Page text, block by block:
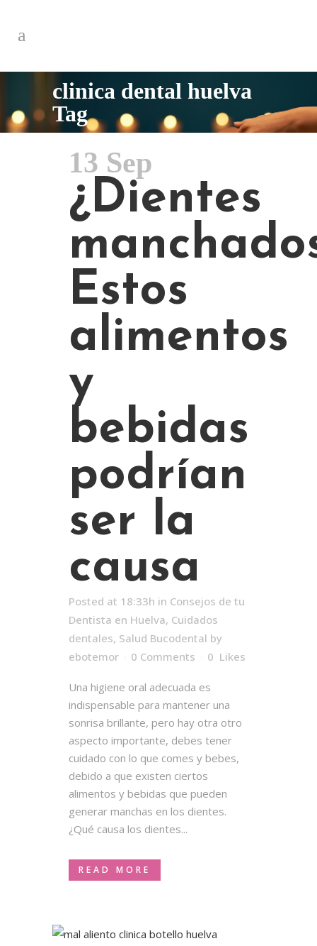
clinica dental huelva
Tag
13 Sep
¿Dientes
Estos
alimentos
y
bebidas
podrían
ser la
causa
Posted at 18:33h in Consejos de tu
Dentista en Huelva, Cuidados
dentales, Salud Bucodental by
ebotemor
0 Comments 0 Likes
Una higiene oral adecuada es
indispensable para mantener una
sonrisa brillante, pero hay otra otro
aspecto importante, debes tener
cuidado con lo que comes y bebes,
debido a que existen ciertos
alimentos y bebidas que pueden
generar manchas en los dientes.
¿Qué causa los dientes...
READ MORE